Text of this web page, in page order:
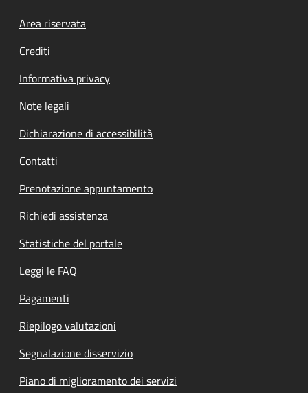
Footer menu
Area riservata
Crediti
Informativa privacy
Note legali
Dichiarazione di accessibilità
Contatti
Prenotazione appuntamento
Richiedi assistenza
Statistiche del portale
Leggi le FAQ
Pagamenti
Riepilogo valutazioni
Segnalazione disservizio
Piano di miglioramento dei servizi